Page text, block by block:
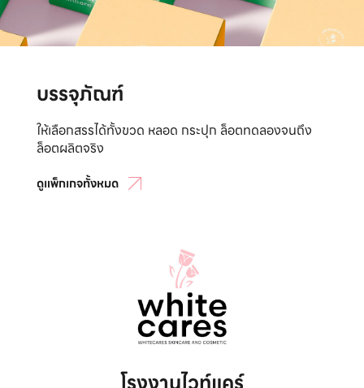
บรรจุภัณฑ์
ให้เลือกสรรได้ทั้งขวด หลอด กระปุก ล็อตทดลองจนถึง
ล็อตผลิตจริง
ดูแพ็กเกจทั้งหมด